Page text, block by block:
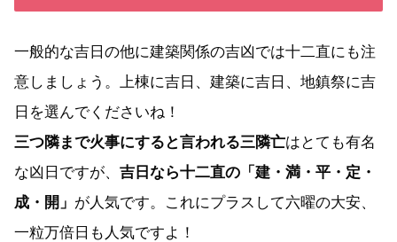
一般的な吉日の他に建築関係の吉凶では十二直にも注
意しましょう。上棟に吉日、建築に吉日、地鎮祭に吉
日を選んでくださいね！
三つ隣まで火事にすると言われる三隣亡はとても有名
な凶日ですが、 吉日なら十二直の「建・満・平・定・
成・開」 が人気です。これにプラスして六曜の大安、
一粒万倍日も人気ですよ！